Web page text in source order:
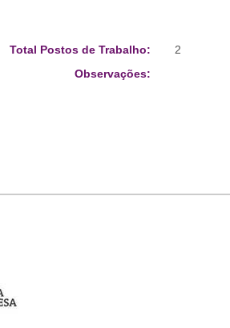
Total Postos de Trabalho:
2
Observações: